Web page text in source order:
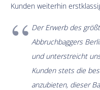
Kunden weiterhin
Der Erwerb des
Abbruchbaggers
und unterstreicht
Kunden stets die
anzubieten, dieser